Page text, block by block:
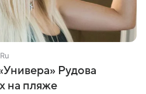
Рудова
на пляже